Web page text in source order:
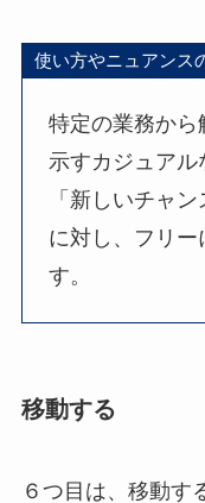
使い方やニュアンス
特定の業務から
示すカジュア
「新しいチャ
に対し、フリー
す。
移動する
６つ目は、移動す